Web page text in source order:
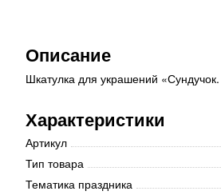
Описание
Шкатулка для украшений
Характеристики
Артикул
Тип товара
Тематика праздника